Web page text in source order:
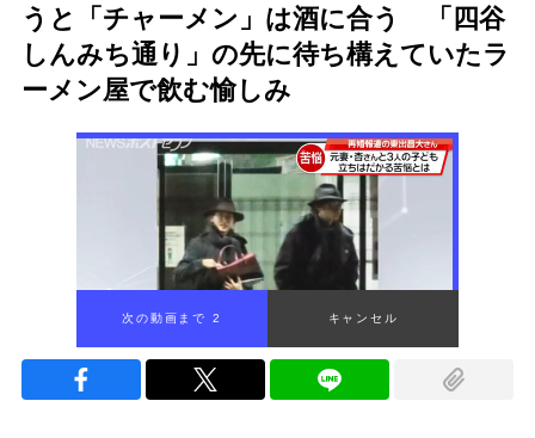
うと「チャーメン」は酒に合う 「四谷
しんみち通り」の先に待ち構えていたラ
ーメン屋で飲む愉しみ
次の動画まで 1 キャンセル